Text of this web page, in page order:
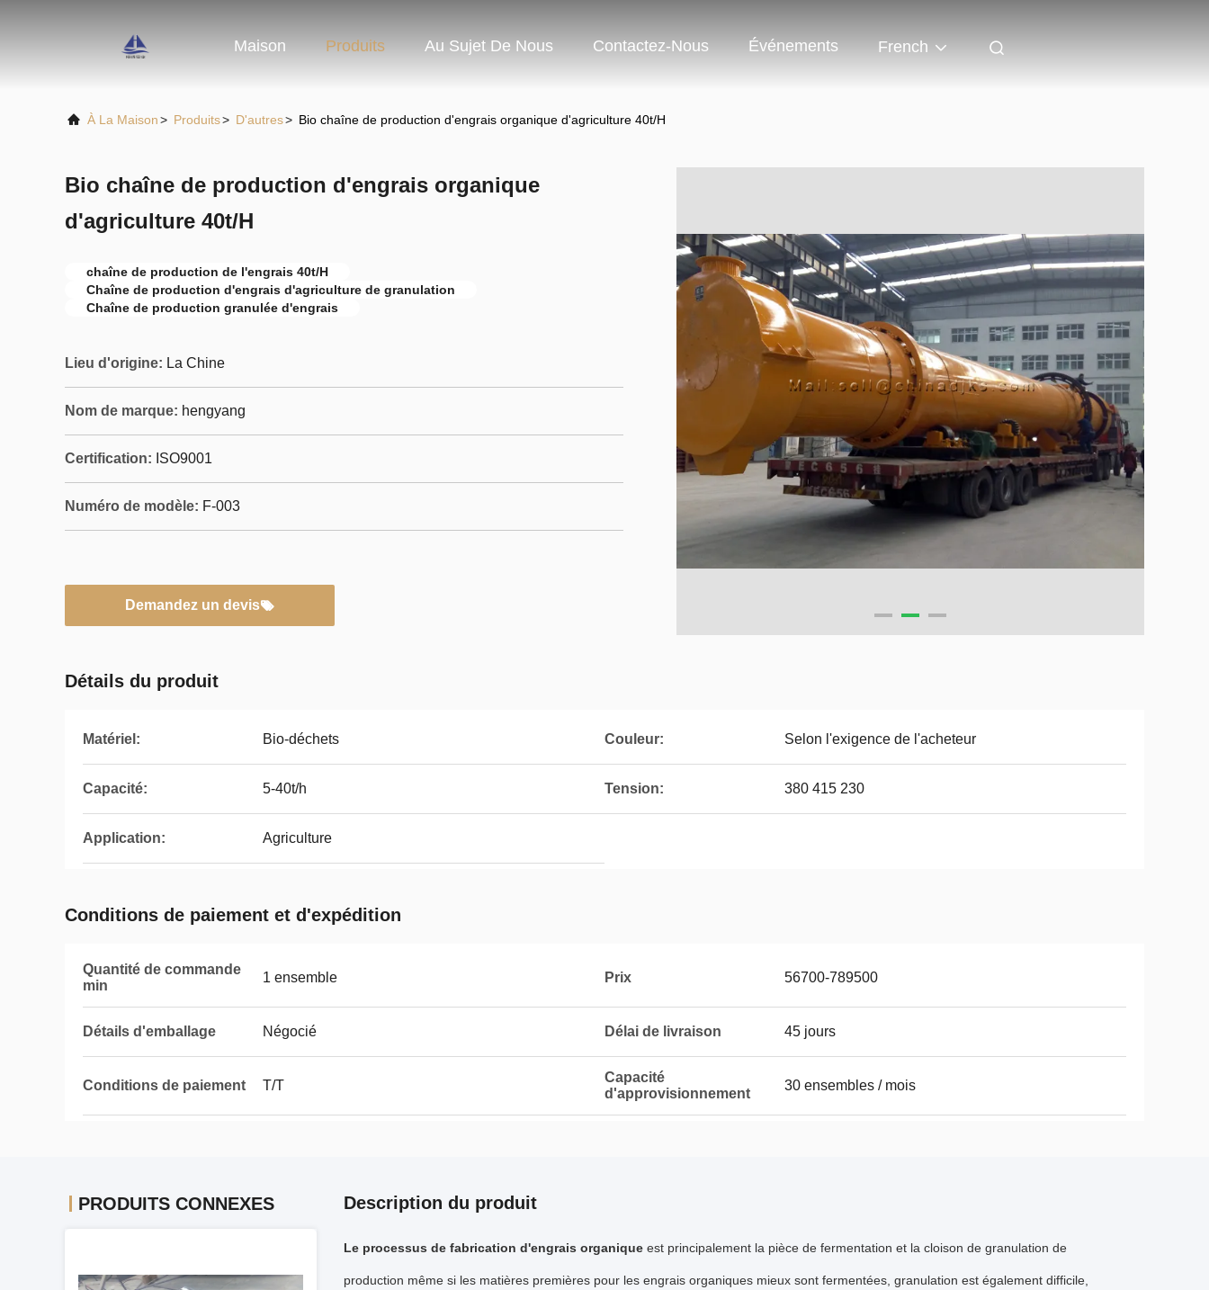
Maison Produits Au Sujet De Nous Contactez-Nous Événements French
À La Maison> Produits> D'autres> Bio chaîne de production d'engrais organique d'agriculture 40t/H
Bio chaîne de production d'engrais organique
d'agriculture 40t/H
chaîne de production de l'engrais 40t/H
Chaîne de production d'engrais d'agriculture de granulation
Chaîne de production granulée d'engrais
Lieu d'origine: La Chine
Nom de marque: hengyang
Certification: ISO9001
Numéro de modèle: F-003
Demandez un devis
Détails du produit
Matériel: Bio-déchets Couleur: Selon l'exigence de l'acheteur
Capacité: 5-40t/h Tension: 380 415 230
Application: Agriculture
Conditions de paiement et d'expédition
Quantité de commande
min
1 ensemble Prix 56700-789500
Détails d'emballage Négocié Délai de livraison 45 jours
Conditions de paiement T/T
Capacité
d'approvisionnement
30 ensembles / mois
PRODUITS CONNEXES Description du produit
Le processus de fabrication d'engrais organique est principalement la pièce de fermentation et la cloison de granulation de
production même si les matières premières pour les engrais organiques mieux sont fermentées, granulation est également difficile,